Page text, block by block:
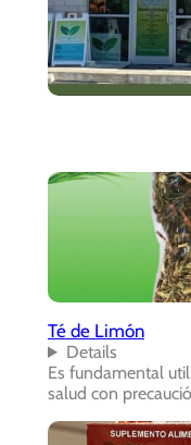
Té de Limón
Details
Es fundamental
salud con